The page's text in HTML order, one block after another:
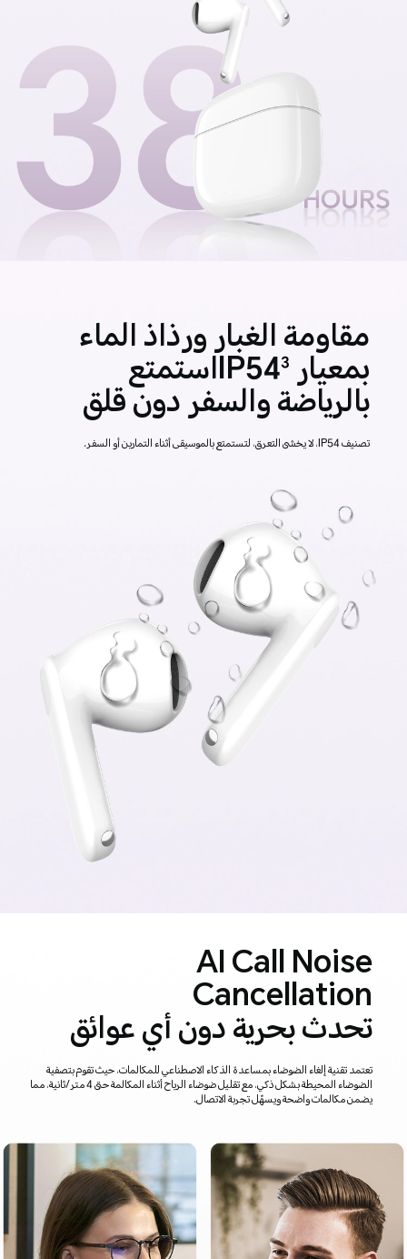
مقاومة الغبار ورذاذ الماء
بمعيار IP54 3 استمتع
بالرياضة والسفر دون قلق
تصنيف IP54، لا يخشى التعرق، لتستمتع بالموسيقى أثناء التمارين أو السفر.
AI Call Noise
Cancellation
تحدث بحرية دون أي عوائق
تعتمد تقنية إلغاء الضوضاء بمساعدة الذكاء الاصطناعي للمكالمات، حيث تقوم بتصفية
الضوضاء المحيطة بشكل ذكي، مع تقليل ضوضاء الرياح أثناء المكالمة حتى 4 متر/ثانية، مما
يضمن مكالمات واضحة ويسهّل تجربة الاتصال.